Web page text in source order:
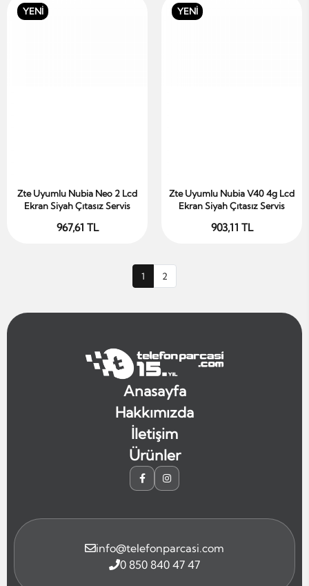
YENİ
Sepete Ekle
Zte Uyumlu Nubia Neo 2 Lcd
Ekran Siyah Çıtasız Servis
967,61 TL
YENİ
Sepete Ekle
Zte Uyumlu Nubia V40 4g Lcd
Ekran Siyah Çıtasız Servis
903,11 TL
1 2
Anasayfa
Hakkımızda
İletişim
Ürünler
info@telefonparcasi.com
0 850 840 47 47